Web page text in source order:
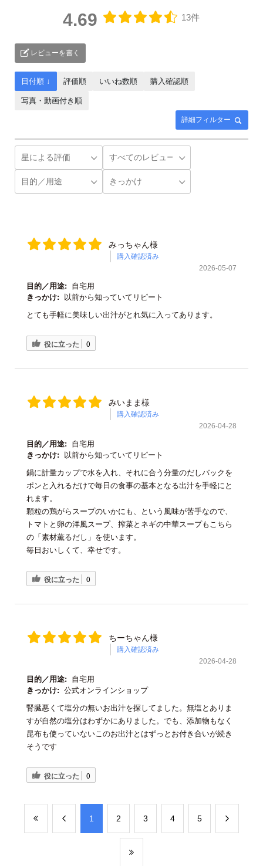
4.69 13件
レビューを書く
詳細フィルター
日付順 ↓ 評価順 いいね数順 購入確認順
写真・動画付き順
みっちゃん様
購入確認済み
2026-05-07
目的／用途:
自宅用
きっかけ:
以前から知っていてリピート
とても手軽に美味しい出汁がとれ気に入ってあります。
役に立った 0
みいまま様
購入確認済み
2026-04-28
目的／用途:
自宅用
きっかけ:
以前から知っていてリピート
鍋に計量カップで水を入れ、それに合う分量のだしバックを
ポンと入れるだけで毎日の食事の基本となる出汁を手軽にと
れます。
顆粒の鶏がらスープのいかにも、という風味が苦手なので、
トマトと卵の洋風スープ、搾菜とネギの中華スープもこちら
の「素材薫るだし」を使います。
毎日おいしくて、幸せです。
役に立った 0
ちーちゃん様
購入確認済み
2026-04-28
目的／用途:
自宅用
きっかけ: 公式オンラインショップ
腎臓悪くて塩分の無いお出汁を探してました。無塩とありま
すが自然の塩分はわずかにありました。でも、添加物もなく
昆布も使っていないこのお出汁とはずっとお付き合いが続き
そうです
役に立った 0
​1 ​2 ​3 ​4 ​5